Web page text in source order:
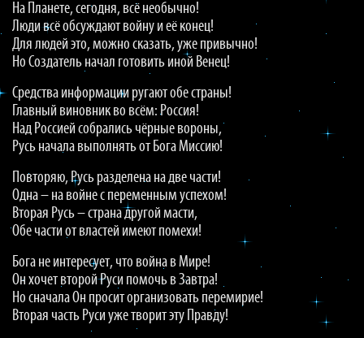
На Планете, сегодня, всё необычно!
Люди всё обсуждают войну и её конец!
Для людей это, можно сказать, уже привычно!
Но Создатель начал готовить иной Венец!
Средства информации ругают обе страны!
Главный виновник во всём: Россия!
Над Россией собрались чёрные вороны,
Русь начала выполнять от Бога Миссию!
Повторяю, Русь разделена на две части!
Одна – на войне с переменным успехом!
Вторая Русь – страна другой масти,
Обе части от властей имеют помехи!
Бога не интересует, что война в Мире!
Он хочет второй Руси помочь в Завтра!
Но сначала Он просит организовать перемирие!
Вторая часть Руси уже творит эту Правду!